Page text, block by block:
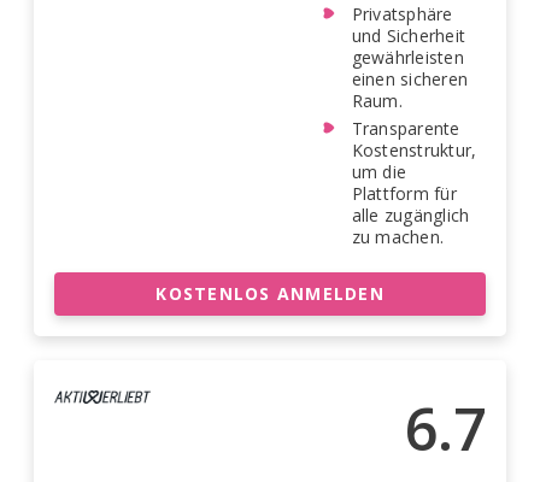
Privatsphäre
und Sicherheit
gewährleisten
einen sicheren
Raum.
Transparente
Kostenstruktur,
um die
Plattform für
alle zugänglich
zu machen.
KOSTENLOS ANMELDEN
6.7